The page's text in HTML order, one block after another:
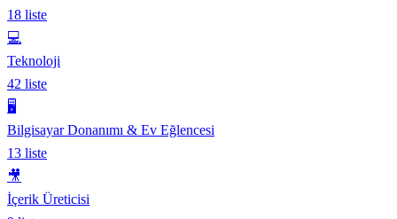
18 liste
💻
Teknoloji
42 liste
🖥️
Bilgisayar Donanımı & Ev Eğlencesi
13 liste
🎥
İçerik Üreticisi